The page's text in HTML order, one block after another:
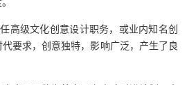
高级文化创意设计职务，或业内知名创
要求，创意独特，影响广泛，产生了良